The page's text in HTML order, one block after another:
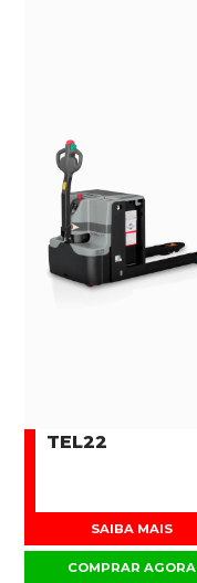
TEL22
SAIBA MAIS
COMPRAR AGORA